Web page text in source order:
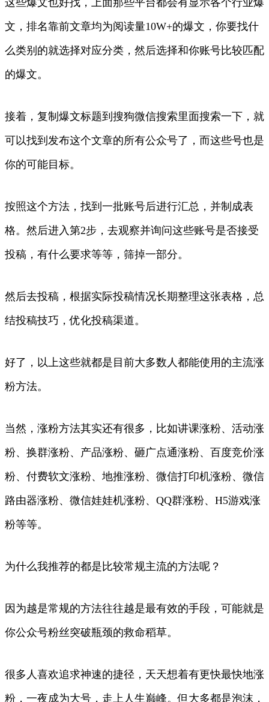
文，排名靠前文章均为阅读量10W+的爆文，你要找什
么类别的就选择对应分类，然后选择和你账号比较匹配
的爆文。
接着，复制爆文标题到搜狗微信搜索里面搜索一下，就
可以找到发布这个文章的所有公众号了，而这些号也是
你的可能目标。
按照这个方法，找到一批账号后进行汇总，并制成表
格。然后进入第2步，去观察并询问这些账号是否接受
投稿，有什么要求等等，筛掉一部分。
然后去投稿，根据实际投稿情况长期整理这张表格，总
结投稿技巧，优化投稿渠道。
好了，以上这些就都是目前大多数人都能使用的主流涨
粉方法。
当然，涨粉方法其实还有很多，比如讲课涨粉、活动涨
粉、换群涨粉、产品涨粉、砸广点通涨粉、百度竞价涨
粉、付费软文涨粉、地推涨粉、微信打印机涨粉、微信
路由器涨粉、微信娃娃机涨粉、QQ群涨粉、H5游戏涨
粉等等。
为什么我推荐的都是比较常规主流的方法呢？
因为越是常规的方法往往越是最有效的手段，可能就是
你公众号粉丝突破瓶颈的救命稻草。
很多人喜欢追求神速的捷径，天天想着有更快最快地涨
粉，一夜成为大号，走上人生巅峰。但大多都是泡沫，